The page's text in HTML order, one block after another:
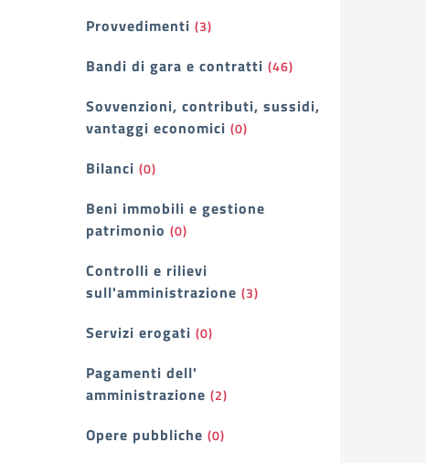
Provvedimenti (3)
Bandi di gara e contratti (46)
Sovvenzioni, contributi, sussidi,
vantaggi economici (0)
Bilanci (0)
Beni immobili e gestione
patrimonio (0)
Controlli e rilievi
sull'amministrazione (3)
Servizi erogati (0)
Pagamenti dell'
amministrazione (2)
Opere pubbliche (0)